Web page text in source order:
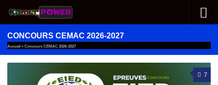
Au dessous du contenu
CONCOURS CEMAC 2026-2027
Accueil » Concours CEMAC 2026-2027
7